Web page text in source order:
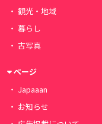
観光・地域
暮らし
古写真
ページ
Japaaan
お知らせ